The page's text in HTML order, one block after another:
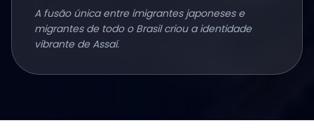
A fusão única entre imigrantes japoneses e
migrantes de todo o Brasil criou a identidade
vibrante de Assaí.